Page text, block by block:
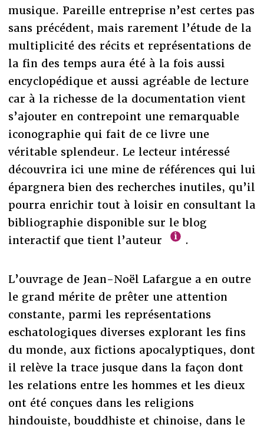
musique. Pareille entreprise n’est certes pas
sans précédent, mais rarement l’étude de la
multiplicité des récits et représentations de
la fin des temps aura été à la fois aussi
encyclopédique et aussi agréable de lecture
car à la richesse de la documentation vient
s’ajouter en contrepoint une remarquable
iconographie qui fait de ce livre une
véritable splendeur. Le lecteur intéressé
découvrira ici une mine de références qui lui
épargnera bien des recherches inutiles, qu’il
pourra enrichir tout à loisir en consultant la
bibliographie disponible sur le blog
interactif que tient l’auteur
.
L’ouvrage de Jean-Noël Lafargue a en outre
le grand mérite de prêter une attention
constante, parmi les représentations
eschatologiques diverses explorant les fins
du monde, aux fictions apocalyptiques, dont
il relève la trace jusque dans la façon dont
les relations entre les hommes et les dieux
ont été conçues dans les religions
hindouiste, bouddhiste et chinoise, dans le